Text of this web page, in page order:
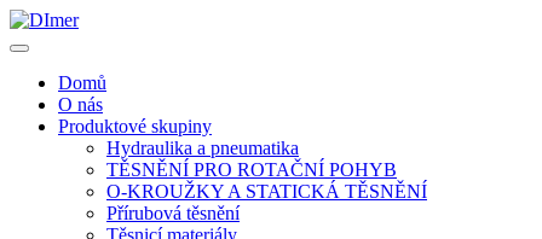
Domů
O nás
Produktové skupiny
Hydraulika a pneumatika
TĚSNĚNÍ PRO ROTAČNÍ POHYB
O-KROUŽKY A STATICKÁ TĚSNĚNÍ
Přírubová těsnění
Těsnicí materiály